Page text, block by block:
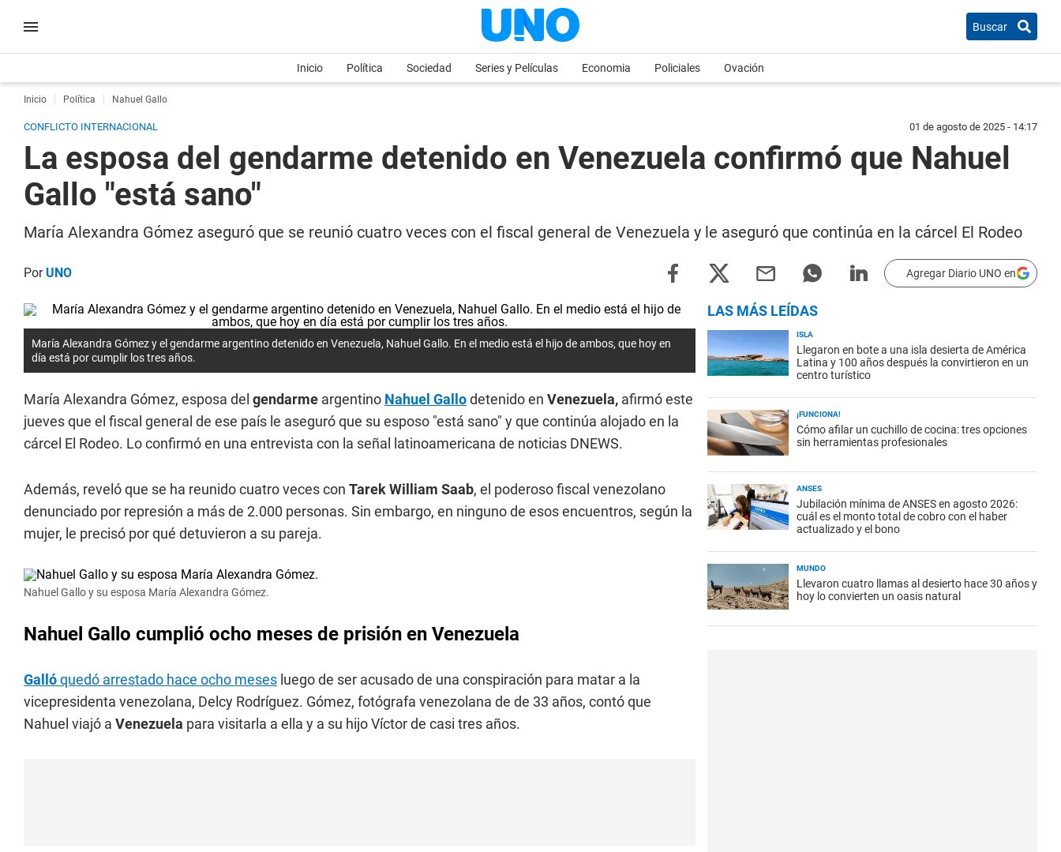
Buscar
Inicio Política Sociedad Series y Películas Economia Policiales Ovación
Inicio Política Nahuel Gallo
CONFLICTO INTERNACIONAL 01 de agosto de 2025 - 14:17
La esposa del gendarme detenido en Venezuela confirmó que Nahuel
Gallo "está sano"
María Alexandra Gómez aseguró que se reunió cuatro veces con el fiscal general de Venezuela y le aseguró que continúa en la cárcel El Rodeo
PorUNO Agregar Diario UNO en
María Alexandra Gómez y el gendarme argentino detenido en Venezuela, Nahuel Gallo. En el medio está el hijo de ambos, que hoy en
día está por cumplir los tres años.
María Alexandra Gómez, esposa del gendarme argentino Nahuel Gallodetenido en Venezuela, afirmó este
jueves que el fiscal general de ese país le aseguró que su esposo "está sano" y que continúa alojado en la
cárcel El Rodeo. Lo confirmó en una entrevista con la señal latinoamericana de noticias DNEWS.
Además, reveló que se ha reunido cuatro veces con Tarek William Saab, el poderoso fiscal venezolano
denunciado por represión a más de 2.000 personas. Sin embargo, en ninguno de esos encuentros, según la
mujer, le precisó por qué detuvieron a su pareja.
Nahuel Gallo y su esposa María Alexandra Gómez.
Nahuel Gallo cumplió ocho meses de prisión en Venezuela
Gallóquedó arrestado hace ocho meses luego de ser acusado de una conspiración para matar a la
vicepresidenta venezolana, Delcy Rodríguez. Gómez, fotógrafa venezolana de de 33 años, contó que
Nahuel viajó a Venezuela para visitarla a ella y a su hijo Víctor de casi tres años.
LAS MÁS LEÍDAS
ISLA
Llegaron en bote a una isla desierta de América
Latina y 100 años después la convirtieron en un
centro turístico
¡FUNCIONA!
Cómo afilar un cuchillo de cocina: tres opciones
sin herramientas profesionales
ANSES
Jubilación mínima de ANSES en agosto 2026:
cuál es el monto total de cobro con el haber
actualizado y el bono
MUNDO
Llevaron cuatro llamas al desierto hace 30 años y
hoy lo convierten un oasis natural